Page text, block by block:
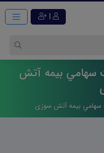
|
سهامي بيمه آتش
سهامي بيمه آتش سوزی